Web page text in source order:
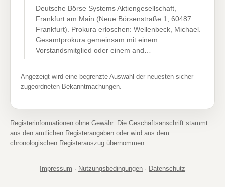
Deutsche Börse Systems Aktiengesellschaft,
Frankfurt am Main (Neue Börsenstraße 1, 60487
Frankfurt). Prokura erloschen: Wellenbeck, Michael.
Gesamtprokura gemeinsam mit einem
Vorstandsmitglied oder einem and…
Angezeigt wird eine begrenzte Auswahl der neuesten sicher
zugeordneten Bekanntmachungen.
Registerinformationen ohne Gewähr. Die Geschäftsanschrift stammt
aus den amtlichen Registerangaben oder wird aus dem
chronologischen Registerauszug übernommen.
Impressum · Nutzungsbedingungen · Datenschutz